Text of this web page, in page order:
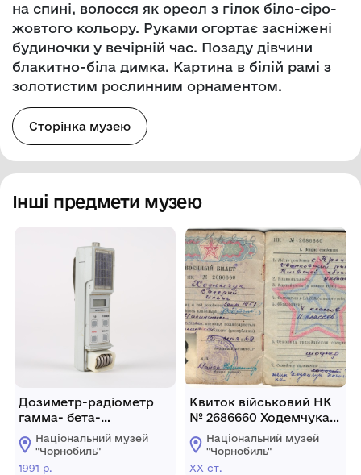
на спині, волосся як ореол з гілок біло-сіро-
жовтого кольору. Руками огортає засніжені
будиночки у вечірній час. Позаду дівчини
блакитно-біла димка. Картина в білій рамі з
золотистим рослинним орнаментом.
Сторінка музею
Інші предмети музею
Дозиметр-радіометр
гамма- бета-
випромінювань, ДКС-01
СЕЛВИС. № 1199804
Національний музей
"Чорнобиль"
1991 р.
Квиток військовий НК
№ 2686660 Ходемчука
Валерія Ілліча,
старшого оператора
ГЦН реакторного цеху
Національний музей
"Чорнобиль"
ХХ ст.